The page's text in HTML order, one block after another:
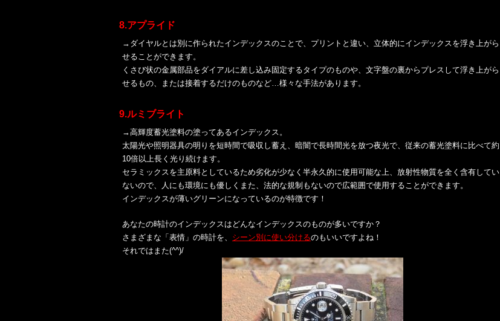
8.アプライド
→ダイヤルとは別に作られたインデックスのことで、プリントと違い、立体的にインデックスを浮き上がら
せることができます。
くさび状の金属部品をダイアルに差し込み固定するタイプのものや、文字盤の裏からプレスして浮き上がら
せるもの、または接着するだけのものなど…様々な手法があります。
9.ルミブライト
→高輝度蓄光塗料の塗ってあるインデックス。
太陽光や照明器具の明りを短時間で吸収し蓄え、暗闇で長時間光を放つ夜光で、従来の蓄光塗料に比べて約
10倍以上長く光り続けます。
セラミックスを主原料としているため劣化が少なく半永久的に使用可能な上、放射性物質を全く含有してい
ないので、人にも環境にも優しくまた、法的な規制もないので広範囲で使用することができます。
インデックスが薄いグリーンになっているのが特徴です！
あなたの時計のインデックスはどんなインデックスのものが多いですか？
さまざまな「表情」の時計を、 シーン別に使い分けるのもいいですよね！
それではまた(^^)/